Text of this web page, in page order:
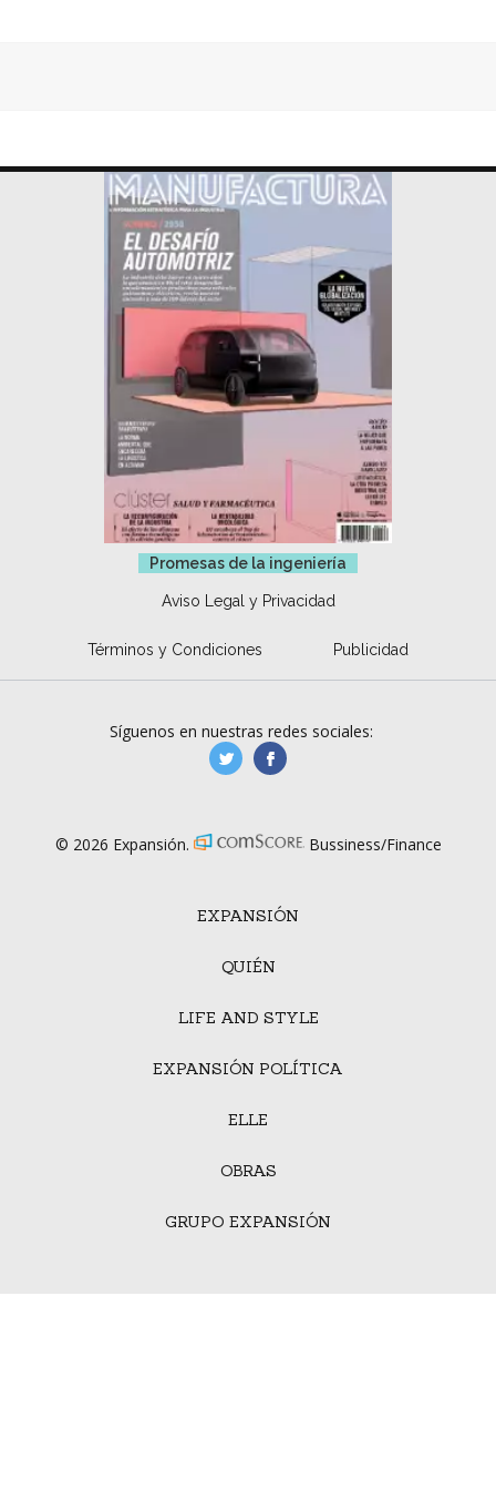
Promesas de la ingeniería
Aviso Legal y Privacidad
Términos y Condiciones Publicidad
EXPANSIÓN
QUIÉN
LIFE AND STYLE
EXPANSIÓN POLÍTICA
ELLE
OBRAS
GRUPO EXPANSIÓN
Síguenos en nuestras redes sociales:
manufacturaGE
© 2026 Expansión. Bussiness/Finance